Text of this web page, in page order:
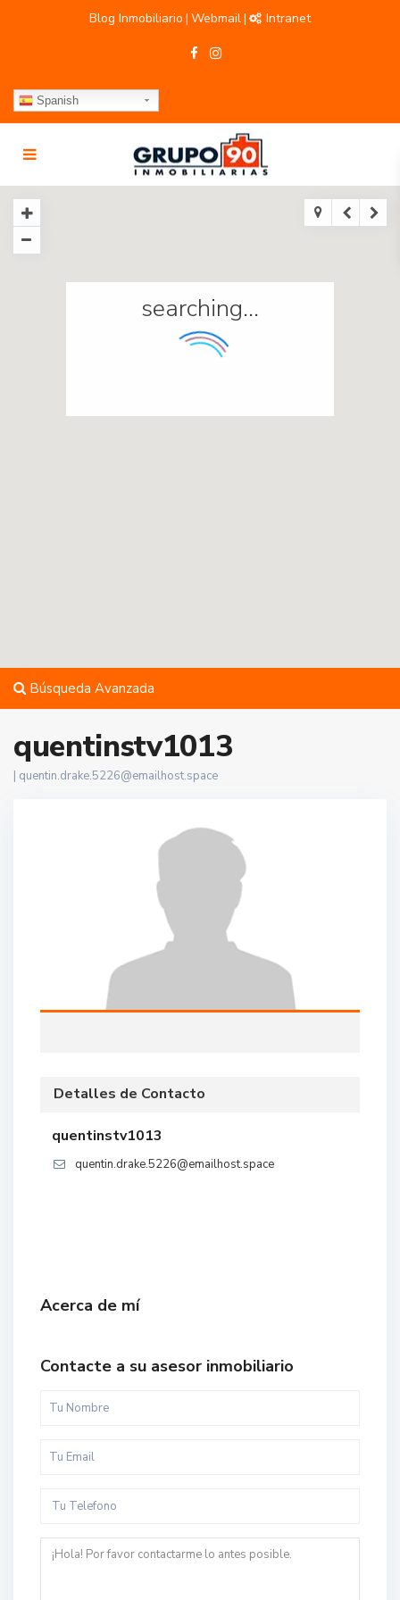
Blog Inmobiliario | Webmail| Intranet
Spanish
searching...
Búsqueda Avanzada
quentinstv1013
quentin.drake.5226@emailhost.space
Detalles de Contacto
quentinstv1013
quentin.drake.5226@emailhost.space
Acerca de mí
Contacte a su asesor inmobiliario